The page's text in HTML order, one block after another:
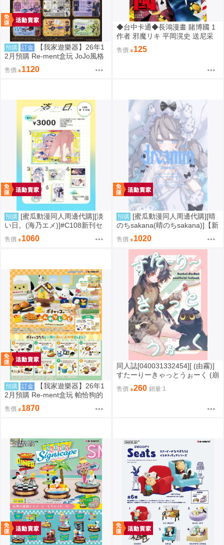
預購 訂金
【我家遊樂器】26年1
2月預購 Re-ment盒玩 JoJo風格
館 黃金之風
售價 1120
◆台中卡通◆長鴻漫畫 賭博國 1
作者 邪魔リキ 平岡滉史 送尼采
售價 125
預購 [蜜瓜動漫同人周邊代購][淡
い日。(海乃エメ)]#C108新刊セ
ット(Hololive)(同人誌)
售價 1060
預購 [蜜瓜動漫同人周邊代購][晴
のちsakana(晴のちsakana)]【新
刊セット】dreamin(同人誌)
售價 1020
預購 訂金
【我家遊樂器】26年1
2月預購 Re-ment盒玩 帕恰狗的
鬆軟食譜
售價 1870
同人誌[040031332454][ (由霧)]
すたーりーきゃっとうぉーく (崩
壞星穹鐵道)刃 景元
售價 260 銷量:1